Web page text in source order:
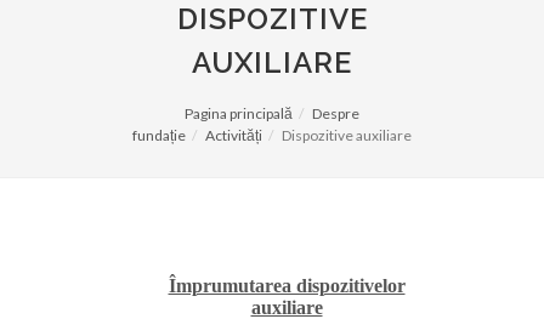
DISPOZITIVE
AUXILIARE
Pagina principală
Despre
fundație
Activități Dispozitive auxiliare
Împrumutarea dispozitivelor
auxiliare